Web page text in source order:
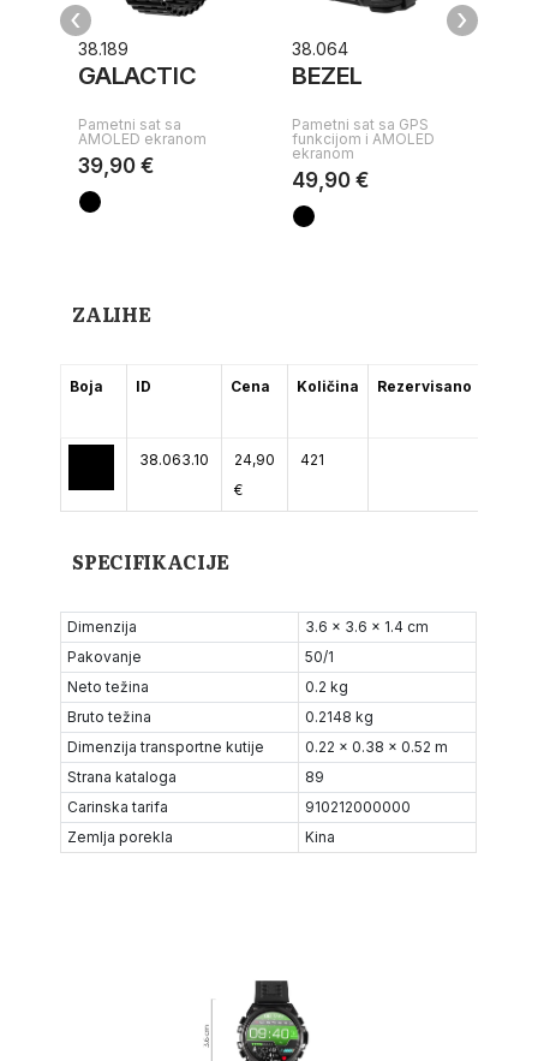
38.189
GALACTIC
Pametni sat sa
AMOLED ekranom
39,90 €
38.064
BEZEL
Pametni sat sa GPS
funkcijom i AMOLED
ekranom
49,90 €
‹ ›
ZALIHE
Boja ID Cena Količina Rezervisano
38.063.10
24,90
€
421
SPECIFIKACIJE
Dimenzija
3.6 x 3.6 x 1.4 cm
Pakovanje
50/1
Neto težina
0.2 kg
Bruto težina
0.2148 kg
Dimenzija transportne kutije
0.22 x 0.38 x 0.52 m
Strana kataloga
89
Carinska tarifa
910212000000
Zemlja porekla
Kina